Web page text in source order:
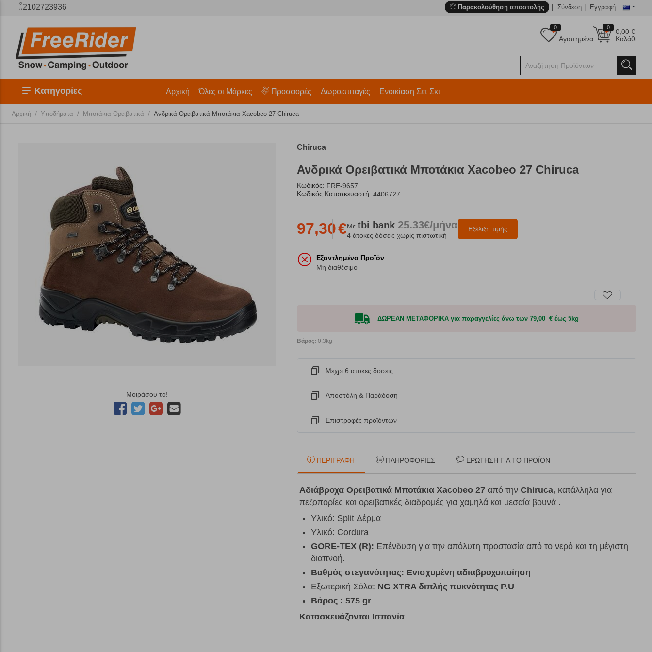
2102723936 Παρακολούθηση αποστολής Σύνδεση Εγγραφή
0
0,00€
Καλάθι
0
Αγαπημένα
Κατηγορίες Αρχική Όλες οι Μάρκες Προσφορές Δωροεπιταγές Ενοικίαση Σετ Σκι
Αρχική / Υποδήματα / Μποτάκια Ορειβατικά / Ανδρικά Oρειβατικά Μποτάκια Xacobeo 27 Chiruca
Μοιράσου το!
Chiruca
Ανδρικά Oρειβατικά Μποτάκια Xacobeo 27 Chiruca
Κωδικός: FRE-9657
Κωδικός Κατασκευαστή: 4406727
Εξέλιξη τιμής
97,30€Με tbi bank 25.33€/μήνα
4 άτοκες δόσεις χωρίς πιστωτική
Εξαντλημένο Προϊόν
Μη διαθέσιμο
ΔΩΡΕΑΝ ΜΕΤΑΦΟΡΙΚΑ για παραγγελίες άνω των 79,00 € έως 5kg
Βάρος: 0.3kg
Μεχρι 6 ατοκες δοσεις
Αποστόλη & Παράδοση
Eπιστροφές προϊόντων
ΠΕΡΙΓΡΑΦΉ ΠΛΗΡΟΦΟΡΊΕΣ ΕΡΏΤΗΣΗ ΓΙΑ ΤΟ ΠΡΟΪΌΝ
Αδιάβροχα Oρειβατικά Μποτάκια Xacobeo 27 από την Chiruca, κατάλληλα για
πεζοπορίες και ορειβατικές διαδρομές για χαμηλά και μεσαία βουνά .
Υλικό: Split Δέρμα
Υλικό: Cordura
GORE-TEX (R): Eπένδυση για την απόλυτη προστασία από το νερό και τη μέγιστη
διαπνοή.
Βαθμός στεγανότητας: Ενισχυμένη αδιαβροχοποίηση
Εξωτερική Σόλα: NG XTRA διπλής πυκνότητας P.U
Βάρος : 575 gr
Κατασκευάζονται Ισπανία